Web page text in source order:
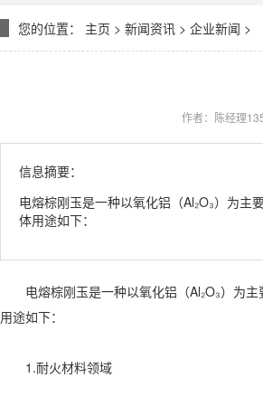
您的位置： 主页 > 新闻资讯 > 企业新闻 >
作者：陈经理
信息摘要：
电熔棕刚玉是一种以氧化铝（Al₂O₃）为
体用途如下：
电熔棕刚玉是一种以氧化铝（Al₂O₃）为主
用途如下：
1.耐火材料领域‌